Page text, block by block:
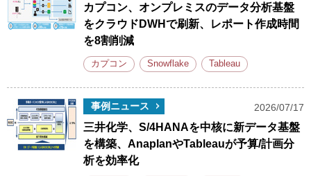
カプコン、オンプレミスのデータ分析基盤
をクラウドDWHで刷新、レポート作成時間
を8割削減
カプコン Snowflake Tableau
事例ニュース 2026/07/17
三井化学、S/4HANAを中核に新データ基盤
を構築、AnaplanやTableauが予算/計画分
析を効率化